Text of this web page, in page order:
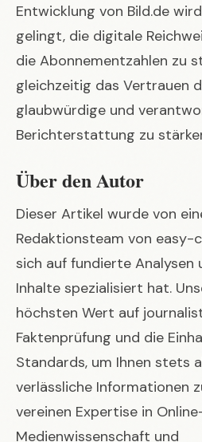
Entwicklung von Bild.de
gelingt, die digitale
die Abonnementzahlen zu
gleichzeitig das Vertrauen
glaubwürdige und
Berichterstattung zu
Über den Autor
Dieser Artikel wurde von
Redaktionsteam von easy-
sich auf fundierte
Inhalte spezialisiert hat.
höchsten Wert auf
Faktenprüfung und die
Standards, um Ihnen stets
verlässliche Informationen
vereinen Expertise in
Medienwissenschaft und